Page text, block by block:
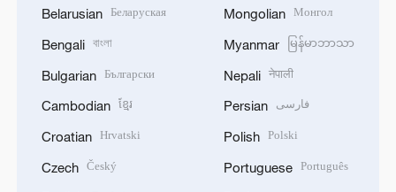
Belarusian Беларуская
Bengali বাংলা
Bulgarian Български
Cambodian ខ្មែរ
Croatian Hrvatski
Czech Český
Mongolian Монгол
Myanmar မြန်မာဘာသာ
Nepali नेपाली
Persian فارسی
Polish Polski
Portuguese Português